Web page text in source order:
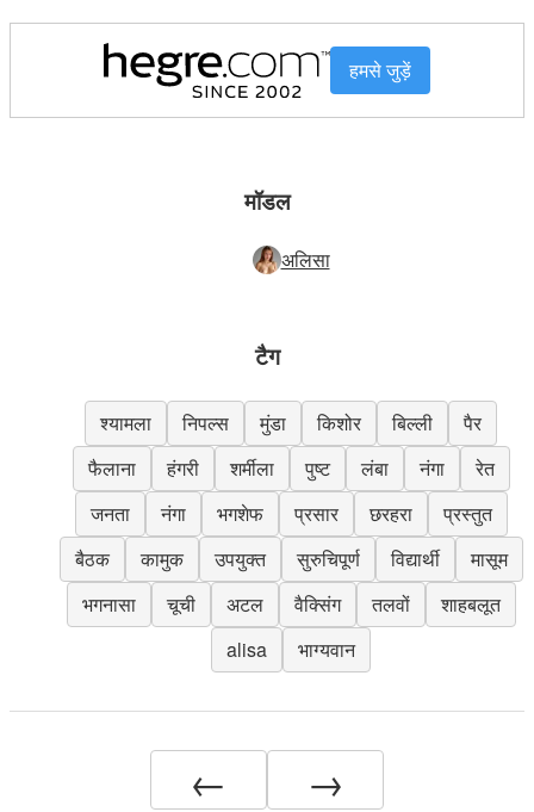
हमसे जुड़ें
मॉडल
अलिसा
टैग
श्यामला निपल्स मुंडा किशोर बिल्ली
पैर
फैलाना
हंगरी शर्मीला पुष्ट लंबा नंगा
रेत
जनता
नंगा भगशेफ प्रसार छरहरा
प्रस्तुत
बैठक
कामुक उपयुक्त सुरुचिपूर्ण विद्यार्थी
मासूम
भगनासा
चूची अटल वैक्सिंग तलवों
शाहबलूत
alisa
भाग्यवान
← →